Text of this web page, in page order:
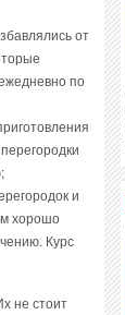
от
по
и
хорошо
Курс
не стоит